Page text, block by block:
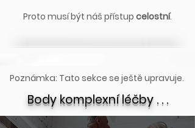
Proto musí být náš přístup celostní.
Poznámka: Tato sekce se ještě upravuje.
Body komplexní léčby . . .